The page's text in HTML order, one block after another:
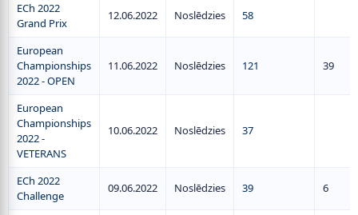
ECh 2022
Grand Prix
12.06.2022 Noslēdzies 58
European
Championships
2022 - OPEN
11.06.2022 Noslēdzies 121 39
European
Championships
2022 -
VETERANS
10.06.2022 Noslēdzies 37
ECh 2022
Challenge
09.06.2022 Noslēdzies 39 6